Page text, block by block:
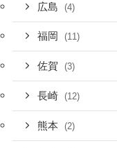
広島 (4)
福岡 (11)
佐賀 (3)
長崎 (12)
熊本 (2)